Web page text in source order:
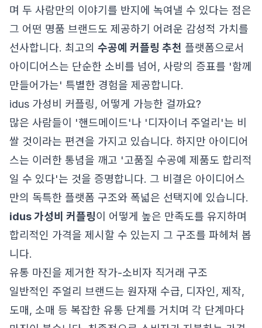
며 두 사람만의 이야기를 반지에 녹여낼 수 있다는 점은
그 어떤 명품 브랜드도 제공하기 어려운 감성적 가치를
선사합니다. 최고의 수공예 커플링 추천 플랫폼으로서
아이디어스는 단순한 소비를 넘어, 사랑의 증표를 '함께
만들어가는' 특별한 경험을 제공합니다.
idus 가성비 커플링, 어떻게 가능한 걸까요?
많은 사람들이 '핸드메이드'나 '디자이너 주얼리'는 비
쌀 것이라는 편견을 가지고 있습니다. 하지만 아이디어
스는 이러한 통념을 깨고 '고품질 수공예 제품도 합리적
일 수 있다'는 것을 증명합니다. 그 비결은 아이디어스
만의 독특한 플랫폼 구조와 폭넓은 선택지에 있습니다.
idus 가성비 커플링이 어떻게 높은 만족도를 유지하며
합리적인 가격을 제시할 수 있는지 그 구조를 파헤쳐 봅
니다.
유통 마진을 제거한 작가-소비자 직거래 구조
일반적인 주얼리 브랜드는 원자재 수급, 디자인, 제작,
도매, 소매 등 복잡한 유통 단계를 거치며 각 단계마다